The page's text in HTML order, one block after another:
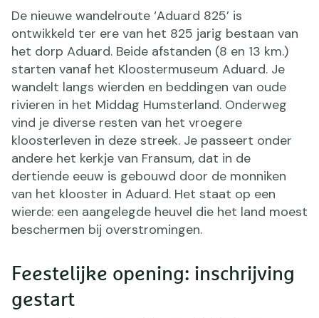
De nieuwe wandelroute ‘Aduard 825’ is
ontwikkeld ter ere van het 825 jarig bestaan van
het dorp Aduard. Beide afstanden (8 en 13 km.)
starten vanaf het Kloostermuseum Aduard. Je
wandelt langs wierden en beddingen van oude
rivieren in het Middag Humsterland. Onderweg
vind je diverse resten van het vroegere
kloosterleven in deze streek. Je passeert onder
andere het kerkje van Fransum, dat in de
dertiende eeuw is gebouwd door de monniken
van het klooster in Aduard. Het staat op een
wierde: een aangelegde heuvel die het land moest
beschermen bij overstromingen.
Feestelijke opening: inschrijving
gestart